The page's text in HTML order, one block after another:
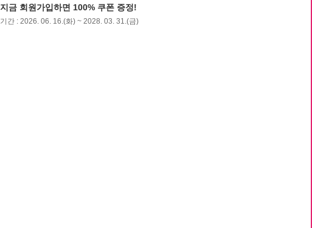
지금 회원가입하면 100% 쿠폰 증정!
기간 : 2026. 06. 16.(화) ~ 2028. 03. 31.(금)